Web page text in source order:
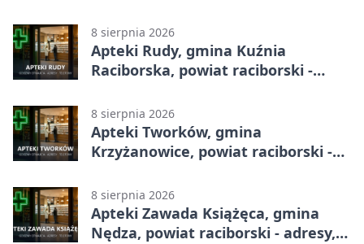
8 sierpnia 2026
Apteki Rudy, gmina Kuźnia
Raciborska, powiat raciborski -
8 sierpnia 2026
Apteki Tworków, gmina
Krzyżanowice, powiat raciborski -
8 sierpnia 2026
Apteki Zawada Książęca, gmina
Nędza, powiat raciborski - adresy,